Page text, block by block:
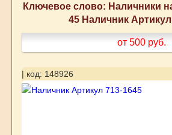
Ключевое слово: Наличники
45 Наличник
от 500 руб.
| код: 148926